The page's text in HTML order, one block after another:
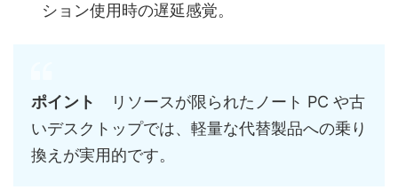
ション使用時の遅延感覚。
ポイント
リソースが限られたノート PC や古
いデスクトップでは、軽量な代替製品への乗り
換えが実用的です。